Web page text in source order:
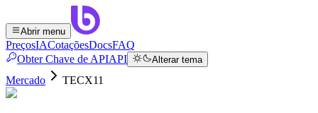
Abrir menu
PreçosIACotaçõesDocsFAQ
Obter Chave de APIAPI Alterar tema
Mercado TECX11